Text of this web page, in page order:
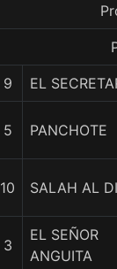
9 EL
5 PANCHOTE
10 SALAH AL
3
EL SEÑOR
ANGUITA